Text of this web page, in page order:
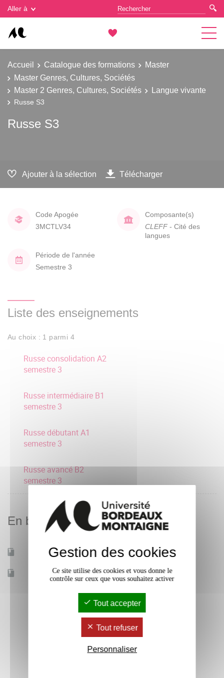
Aller à
Accueil Catalogue des formations
Master
Master Genres, Cultures, Sociétés
Master 2 Genres, Cultures, Sociétés
Langue vivante
Russe S3
Russe S3
Ajouter à la sélection Télécharger
Code Apogée
3MCTLV34
Composante(s)
CLEFF - Cité des
langues
Période de l'année
Semestre 3
Liste des enseignements
Au choix : 1 parmi 4
Russe consolidation A2
semestre 3
Russe intermédiaire B1
semestre 3
Russe débutant A1
semestre 3
Russe avancé B2
semestre 3
En bref
Mobilité d'études Non
Accessible à distance Non
Gestion des cookies
Gestion des cookies
Ce site utilise des cookies et vous donne le
contrôle sur ceux que vous souhaitez activer
Tout accepter
Tout refuser
Personnaliser